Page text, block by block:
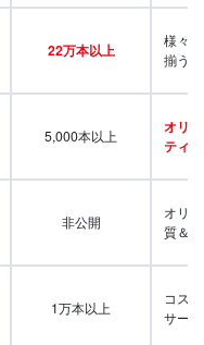
22万本以上
様々
揃う
5,000本以上
オリ
ティ
非公開
オリ
質＆
1万本以上
コス
サー